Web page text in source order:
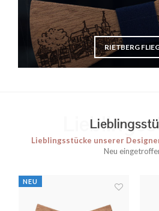
RIETBERG
Lieblingsstücke unserer
Neu